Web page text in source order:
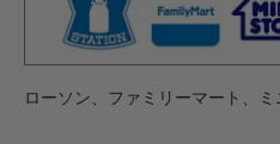
ローソン、ファミリーマート、